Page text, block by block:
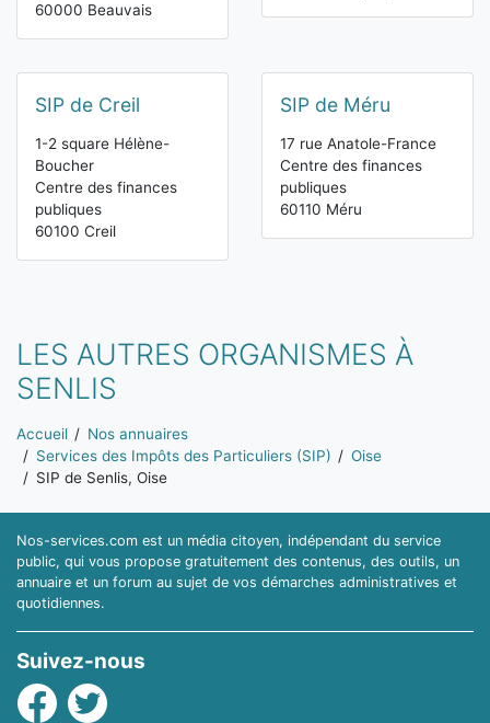
60000 Beauvais
SIP de Creil
1-2 square Hélène-
Boucher
Centre des finances
publiques
60100 Creil
SIP de Méru
17 rue Anatole-France
Centre des finances
publiques
60110 Méru
LES AUTRES ORGANISMES À
SENLIS
Vous êtes ici:
Accueil
Nos annuaires
Services des Impôts des Particuliers (SIP)
Oise
SIP de Senlis, Oise
Nos-services.com est un média citoyen, indépendant du service
public, qui vous propose gratuitement des contenus, des outils, un
annuaire et un forum au sujet de vos démarches administratives et
quotidiennes.
Suivez-nous
Facebook
Twitter